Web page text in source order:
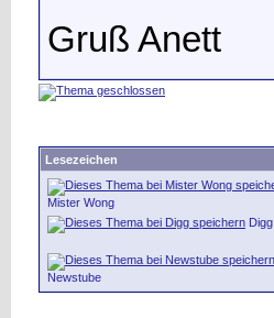
Gruß Anett
Lesezeichen
Mister Wong
Digg
Newstube